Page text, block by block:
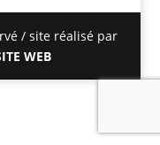
/ site réalisé par
WEB